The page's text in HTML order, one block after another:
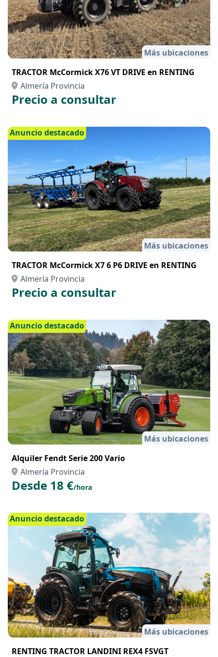
Más ubicaciones
TRACTOR McCormick X76 VT DRIVE en RENTING
Almería Provincia
Precio a consultar
Anuncio destacado
Más ubicaciones
TRACTOR McCormick X7 6 P6 DRIVE en RENTING
Almería Provincia
Precio a consultar
Anuncio destacado
Más ubicaciones
Alquiler Fendt Serie 200 Vario
Almería Provincia
Desde 18 €/hora
Anuncio destacado
Más ubicaciones
RENTING TRACTOR LANDINI REX4 FSVGT